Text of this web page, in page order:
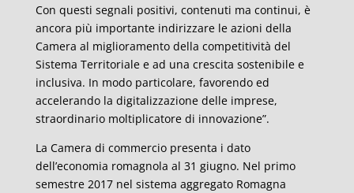
Con questi segnali positivi, contenuti ma continui, è
ancora più importante indirizzare le azioni della
Camera al miglioramento della competitività del
Sistema Territoriale e ad una crescita sostenibile e
inclusiva. In modo particolare, favorendo ed
accelerando la digitalizzazione delle imprese,
straordinario moltiplicatore di innovazione”.
La Camera di commercio presenta i dato
dell’economia romagnola al 31 giugno. Nel primo
semestre 2017 nel sistema aggregato Romagna